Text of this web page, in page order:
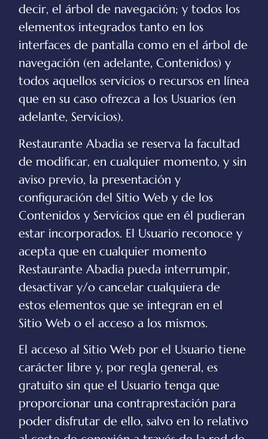
decir, el árbol de navegación; y todos los
elementos integrados tanto en los
interfaces de pantalla como en el árbol de
navegación (en adelante, Contenidos) y
todos aquellos servicios o recursos en línea
que en su caso ofrezca a los Usuarios (en
adelante, Servicios).
Restaurante Abadia se reserva la facultad
de modificar, en cualquier momento, y sin
aviso previo, la presentación y
configuración del Sitio Web y de los
Contenidos y Servicios que en él pudieran
estar incorporados. El Usuario reconoce y
acepta que en cualquier momento
Restaurante Abadia pueda interrumpir,
desactivar y/o cancelar cualquiera de
estos elementos que se integran en el
Sitio Web o el acceso a los mismos.
El acceso al Sitio Web por el Usuario tiene
carácter libre y, por regla general, es
gratuito sin que el Usuario tenga que
proporcionar una contraprestación para
poder disfrutar de ello, salvo en lo relativo